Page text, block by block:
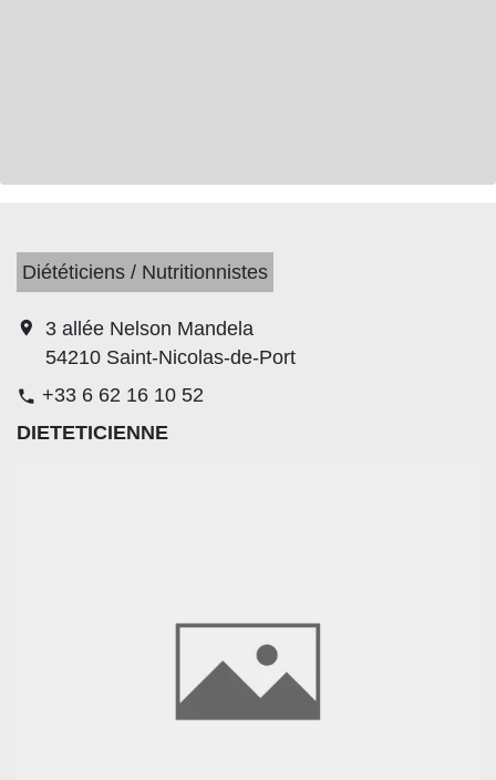
Diététiciens / Nutritionnistes
location_on
3 allée Nelson Mandela
54210 Saint-Nicolas-de-Port
phone +33 6 62 16 10 52
DIETETICIENNE